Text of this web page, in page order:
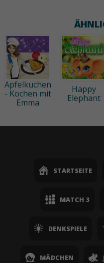
Apfelkuchen
- Kochen mit
Emma
Happy
Elephant
STARTSEITE
MATCH 3
DENKSPIELE
MÄDCHEN